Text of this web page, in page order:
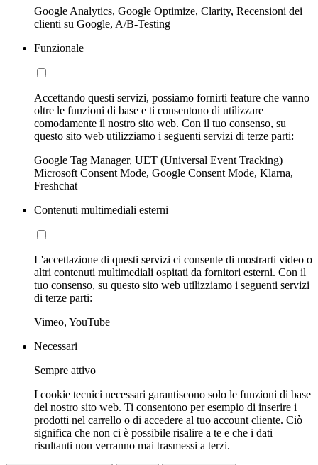
Google Analytics, Google Optimize, Clarity, Recensioni dei
clienti su Google, A/B-Testing
Funzionale
Accettando questi servizi, possiamo fornirti feature che vanno
oltre le funzioni di base e ti consentono di utilizzare
comodamente il nostro sito web. Con il tuo consenso, su
questo sito web utilizziamo i seguenti servizi di terze parti:
Google Tag Manager, UET (Universal Event Tracking)
Microsoft Consent Mode, Google Consent Mode, Klarna,
Freshchat
Contenuti multimediali esterni
L'accettazione di questi servizi ci consente di mostrarti video o
altri contenuti multimediali ospitati da fornitori esterni. Con il
tuo consenso, su questo sito web utilizziamo i seguenti servizi
di terze parti:
Vimeo, YouTube
Necessari
Sempre attivo
I cookie tecnici necessari garantiscono solo le funzioni di base
del nostro sito web. Ti consentono per esempio di inserire i
prodotti nel carrello o di accedere al tuo account cliente. Ciò
significa che non ci è possibile risalire a te e che i dati
risultanti non verranno mai trasmessi a terzi.